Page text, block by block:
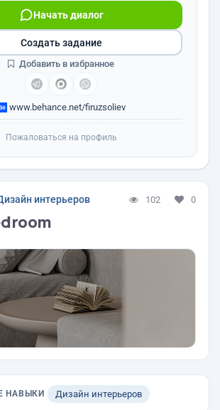
Начать диалог
www.behance.net/firuzsoliev
Создать задание
Добавить в избранное
Пожаловаться на профиль
интерьеров 102 0
НАВЫКИ Дизайн интерьеров